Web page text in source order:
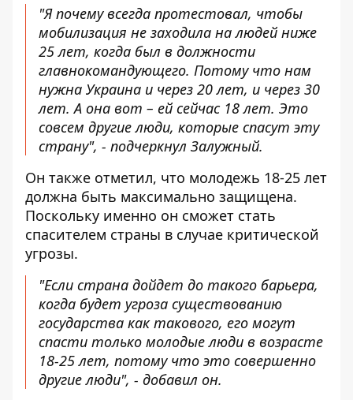
"Я почему всегда протестовал, чтобы
мобилизация не заходила на людей ниже
25 лет, когда был в должности
главнокомандующего. Потому что нам
нужна Украина и через 20 лет, и через 30
лет. А она вот – ей сейчас 18 лет. Это
совсем другие люди, которые спасут эту
страну", - подчеркнул Залужный.
Он также отметил, что молодежь 18-25 лет
должна быть максимально защищена.
Поскольку именно он сможет стать
спасителем страны в случае критической
угрозы.
"Если страна дойдет до такого барьера,
когда будет угроза существованию
государства как такового, его могут
спасти только молодые люди в возрасте
18-25 лет, потому что это совершенно
другие люди", - добавил он.